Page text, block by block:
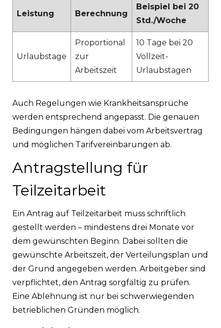
Leistung Berechnung
Beispiel bei 20
Std./Woche
Urlaubstage
Proportional
zur
Arbeitszeit
10 Tage bei 20
Vollzeit-
Urlaubstagen
Auch Regelungen wie Krankheitsansprüche
werden entsprechend angepasst. Die genauen
Bedingungen hängen dabei vom Arbeitsvertrag
und möglichen Tarifvereinbarungen ab.
Antragstellung für
Teilzeitarbeit
Ein Antrag auf Teilzeitarbeit muss schriftlich
gestellt werden – mindestens drei Monate vor
dem gewünschten Beginn. Dabei sollten die
gewünschte Arbeitszeit, der Verteilungsplan und
der Grund angegeben werden. Arbeitgeber sind
verpflichtet, den Antrag sorgfältig zu prüfen.
Eine Ablehnung ist nur bei schwerwiegenden
betrieblichen Gründen möglich.